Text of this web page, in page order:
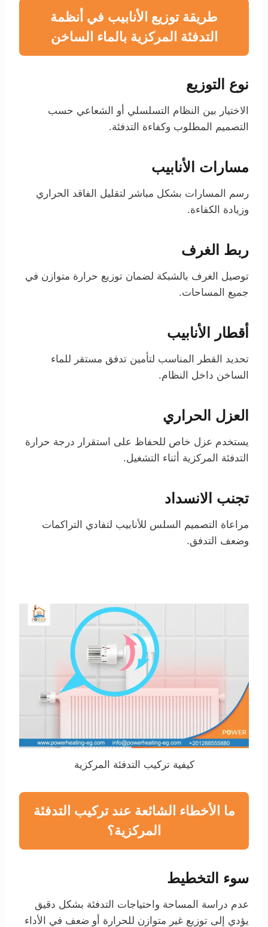
طريقة توزيع الأنابيب في أنظمة
التدفئة المركزية بالماء الساخن
نوع التوزيع
الاختيار بين النظام التسلسلي أو الشعاعي حسب
التصميم المطلوب وكفاءة التدفئة.
مسارات الأنابيب
رسم المسارات بشكل مباشر لتقليل الفاقد الحراري
وزيادة الكفاءة.
ربط الغرف
توصيل الغرف بالشبكة لضمان توزيع حرارة متوازن في
جميع المساحات.
أقطار الأنابيب
تحديد القطر المناسب لتأمين تدفق مستقر للماء
الساخن داخل النظام.
العزل الحراري
يستخدم عزل خاص للحفاظ على استقرار درجة حرارة
التدفئة المركزية أثناء التشغيل.
تجنب الانسداد
مراعاة التصميم السلس للأنابيب لتفادي التراكمات
وضعف التدفق.
كيفية تركيب التدفئة المركزية
ما الأخطاء الشائعة عند تركيب التدفئة
المركزية؟
سوء التخطيط
عدم دراسة المساحة واحتياجات التدفئة بشكل دقيق
يؤدي إلى توزيع غير متوازن للحرارة أو ضعف في الأداء